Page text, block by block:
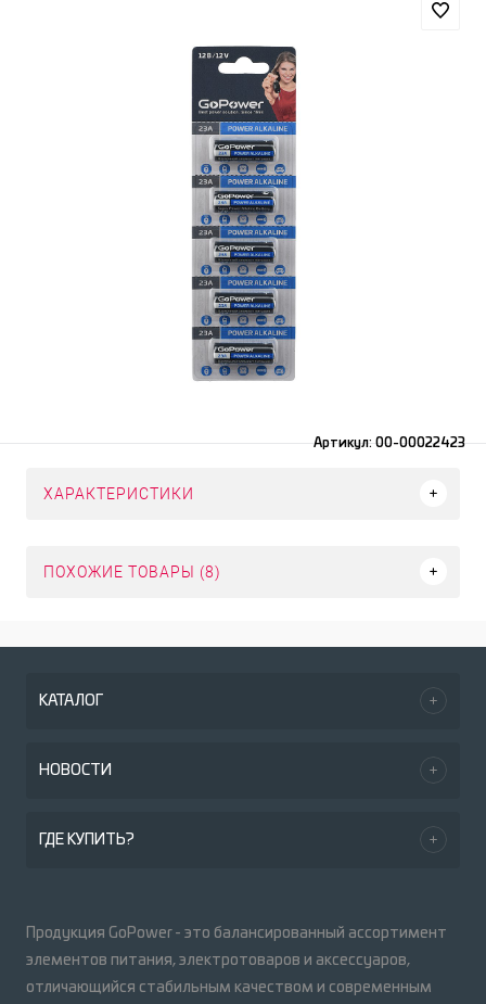
Артикул:00-00022423
ХАРАКТЕРИСТИКИ
ПОХОЖИЕ ТОВАРЫ (8)
КАТАЛОГ
НОВОСТИ
ГДЕ КУПИТЬ?
Продукция GoPower - это балансированный ассортимент
элементов питания, электротоваров и аксессуаров,
отличающийся стабильным качеством и современным